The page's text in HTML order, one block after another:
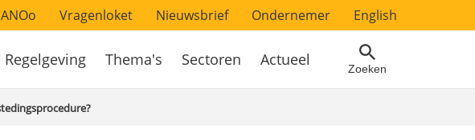
Vragenloket Nieuwsbrief Ondernemer English
Regelgeving Thema's Sectoren Actueel Zoeken